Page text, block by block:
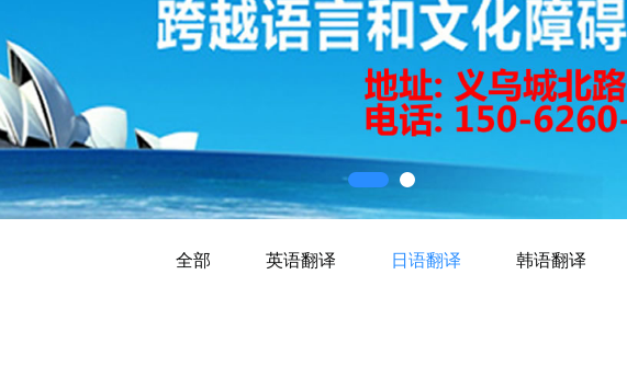
全部 英语翻译 日语翻译 韩语翻译